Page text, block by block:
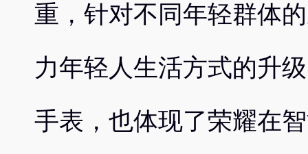
重，针对不同年轻群体
力年轻人生活方式的升
手表，也体现了荣耀在